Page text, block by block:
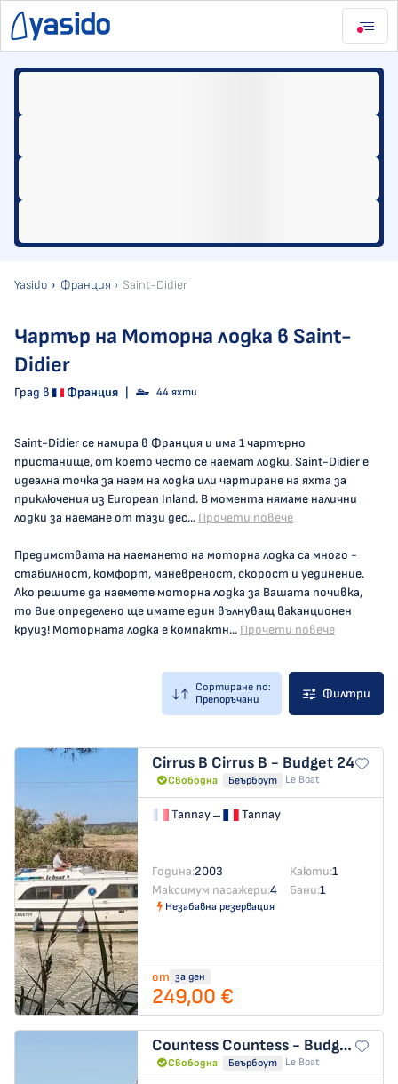
Yasido Франция Saint-Didier
Чартър на Моторна лодка в Saint-
Didier
Град в Франция 44 яхти
Saint-Didier се намира в Франция и има 1 чартърно
пристанище, от което често се наемат лодки. Saint-Didier е
идеална точка за наем на лодка или чартиране на яхта за
приключения из European Inland. В момента нямаме налични
лодки за наемане от тази дес... Прочети повече
Предимствата на наемането на моторна лодка са много -
стабилност, комфорт, маневреност, скорост и уединение.
Ако решите да наемете моторна лодка за Вашата почивка,
то Вие определено ще имате един вълнуващ ваканционен
круиз! Моторната лодка е компактн... Прочети повече
Сортиране по:
Препоръчани
Филтри
Cirrus B Cirrus B - Budget 24
Свободна Беърбоут Le Boat
Tannay→ Tannay
Година:2003 Каюти:1
Максимум пасажери:4 Бани:1
Незабавна резервация
от за ден
249,00 €
Countess Countess - Budget 10
Свободна Беърбоут Le Boat